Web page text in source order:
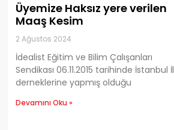
Üyemize Haksız yere verilen
Maaş Kesim
2 Ağustos 2024
İdealist Eğitim ve Bilim Çalışanları
Sendikası 06.11.2015 tarihinde İstanbul İl
derneklerine yapmış olduğu
Devamını Oku »